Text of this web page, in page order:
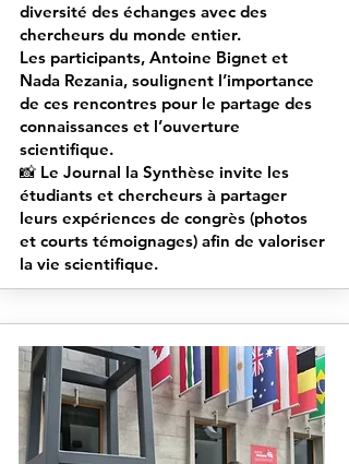
diversité des échanges avec des
chercheurs du monde entier.
Les participants, Antoine Bignet et
Nada Rezania, soulignent l’importance
de ces rencontres pour le partage des
connaissances et l’ouverture
scientifique.
📸 Le Journal la Synthèse invite les
étudiants et chercheurs à partager
leurs expériences de congrès (photos
et courts témoignages) afin de valoriser
la vie scientifique.